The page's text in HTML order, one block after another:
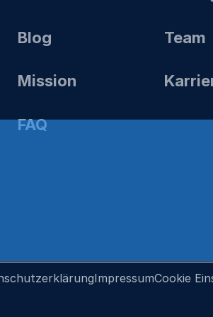
Blog Team
Mission
FAQ
ImpressumCookie